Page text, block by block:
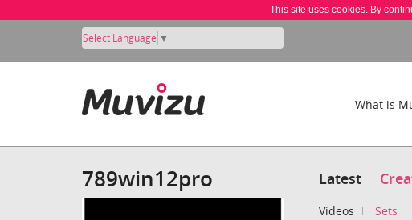
This site uses cookies. By
Select Language ▼
What is
789win12pro Latest
Videos Sets